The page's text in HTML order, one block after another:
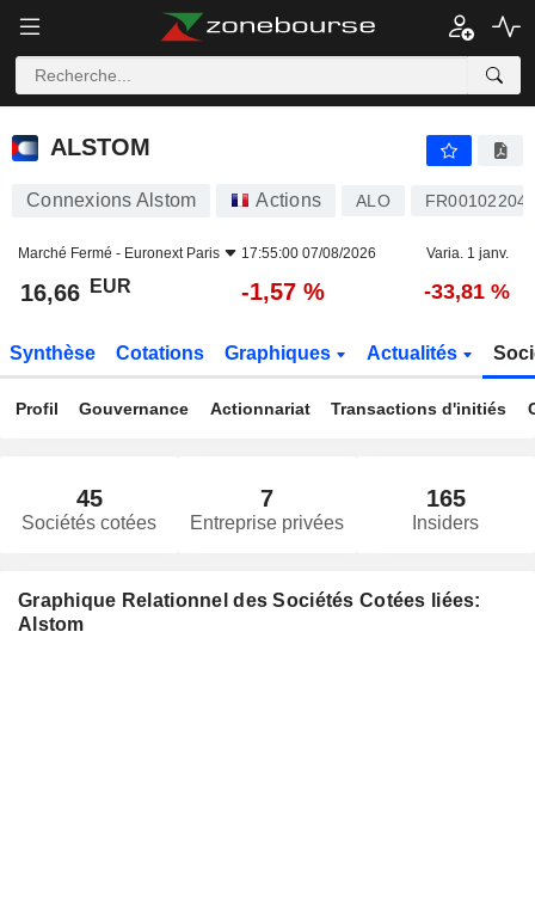
ALSTOM
ALSTOM
Connexions Alstom Actions ALO
Marché Fermé - Euronext Paris 17:55:00 07/08/2026 Varia. 1 janv.
16,66 EUR -1,57 % -33,81 %
Synthèse Cotations Graphiques Actualités
Profil Gouvernance Actionnariat Transactions d'initiés
45
Sociétés cotées
7
Entreprise privées
165
Insiders
Graphique Relationnel des Sociétés Cotées liées:
Alstom